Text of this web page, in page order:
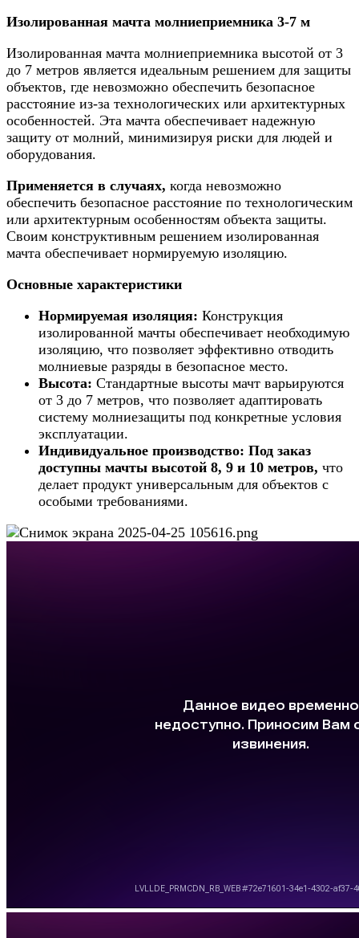
Изолированная мачта молниеприемника 3-7 м
Изолированная мачта молниеприемника высотой от 3
до 7 метров является идеальным решением для защиты
объектов, где невозможно обеспечить безопасное
расстояние из-за технологических или архитектурных
особенностей. Эта мачта обеспечивает надежную
защиту от молний, минимизируя риски для людей и
оборудования.
Применяется в случаях, когда невозможно
обеспечить безопасное расстояние по технологическим
или архитектурным особенностям объекта защиты.
Своим конструктивным решением изолированная
мачта обеспечивает нормируемую изоляцию.
Основные характеристики
Нормируемая изоляция: Конструкция
изолированной мачты обеспечивает необходимую
изоляцию, что позволяет эффективно отводить
молниевые разряды в безопасное место.
Высота: Стандартные высоты мачт варьируются
от 3 до 7 метров, что позволяет адаптировать
систему молниезащиты под конкретные условия
эксплуатации.
Индивидуальное производство: Под заказ
доступны мачты высотой 8, 9 и 10 метров, что
делает продукт универсальным для объектов с
особыми требованиями.